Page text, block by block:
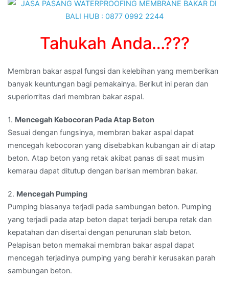
Tahukah Anda…???
Membran bakar aspal fungsi dan kelebihan yang memberikan
banyak keuntungan bagi pemakainya. Berikut ini peran dan
superiorritas dari membran bakar aspal.
1. Mencegah Kebocoran Pada Atap Beton
Sesuai dengan fungsinya, membran bakar aspal dapat
mencegah kebocoran yang disebabkan kubangan air di atap
beton. Atap beton yang retak akibat panas di saat musim
kemarau dapat ditutup dengan barisan membran bakar.
2. Mencegah Pumping
Pumping biasanya terjadi pada sambungan beton. Pumping
yang terjadi pada atap beton dapat terjadi berupa retak dan
kepatahan dan disertai dengan penurunan slab beton.
Pelapisan beton memakai membran bakar aspal dapat
mencegah terjadinya pumping yang berahir kerusakan parah
sambungan beton.